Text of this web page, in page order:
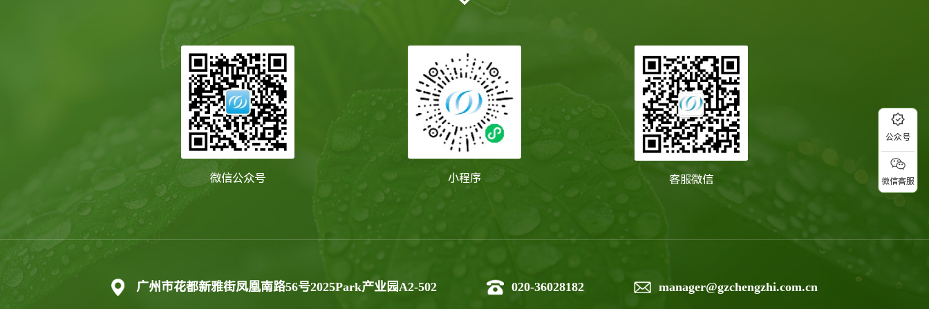
微信公众号 小程序 客服微信
广州市花都新雅街凤凰南路56号2025Park产业园A2-502 020-36028182 manager@gzchengzhi.com.cn
公众号
微信客服